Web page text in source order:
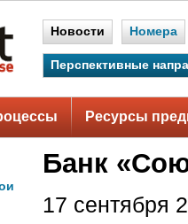
Новости Номера
Перспективные
Ресурсы
Банк
17 сентября